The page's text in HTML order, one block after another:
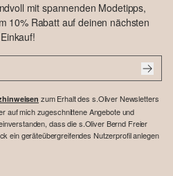
mit spannenden Modetipps,
10% Rabatt auf deinen nächsten
Einkauf!
zum Erhalt des s.Oliver Newsletters
auf mich zugeschnittene Angebote und
dass die s.Oliver Bernd Freier
ein geräteübergreifendes Nutzerprofil anlegen